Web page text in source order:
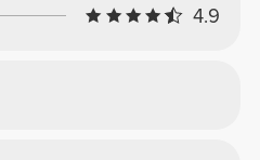
4.9